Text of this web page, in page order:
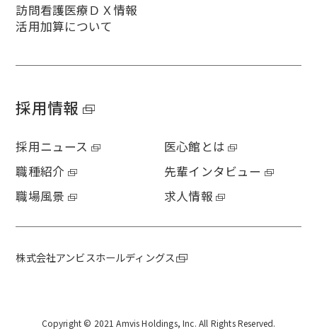
訪問看護医療ＤＸ情報
活用加算について
採用情報
採用ニュース
医心館とは
職種紹介
先輩インタビュー
職場風景
求人情報
株式会社アンビスホールディングス
Copyright © 2021 Amvis Holdings, Inc. All Rights Reserved.